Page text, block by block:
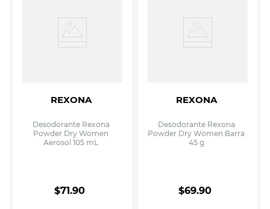
REXONA
Desodorante Rexona
Powder Dry Women
Aerosol 105 mL
$71.90
REXONA
Desodorante Rexona
Powder Dry Women Barra
45 g
$69.90